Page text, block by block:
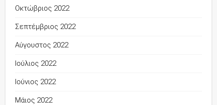
Οκτώβριος 2022
Σεπτέμβριος 2022
Αύγουστος 2022
Ιούλιος 2022
Ιούνιος 2022
Μάιος 2022